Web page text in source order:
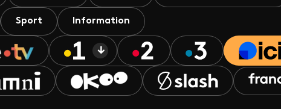
Sport Information